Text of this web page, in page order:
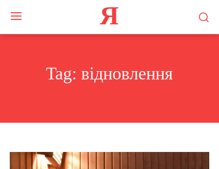
Я
Tag: відновлення